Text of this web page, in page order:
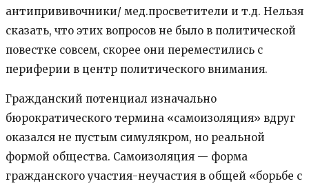
антипрививочники/ мед.просветители и т.д. Нельзя
сказать, что этих вопросов не было в политической
повестке совсем, скорее они переместились с
периферии в центр политического внимания.
Гражданский потенциал изначально
бюрократического термина «самоизоляция» вдруг
оказался не пустым симулякром, но реальной
формой общества. Самоизоляция — форма
гражданского участия-неучастия в общей «борьбе с